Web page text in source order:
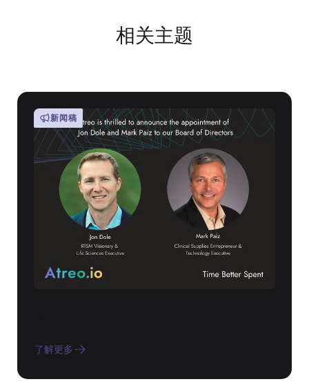
相关主题
新闻稿
了解更多